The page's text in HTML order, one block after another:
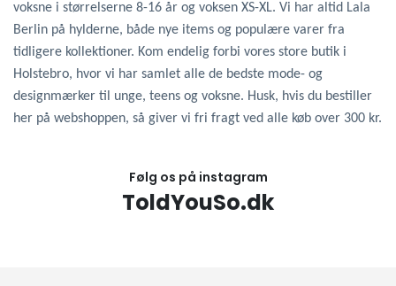
voksne i størrelserne 8-16 år og voksen XS-XL. Vi har altid Lala
Berlin på hylderne, både nye items og populære varer fra
tidligere kollektioner. Kom endelig forbi vores store butik i
Holstebro, hvor vi har samlet alle de bedste mode- og
designmærker til unge, teens og voksne. Husk, hvis du bestiller
her på webshoppen, så giver vi fri fragt ved alle køb over 300 kr.
Følg os på instagram
ToldYouSo.dk